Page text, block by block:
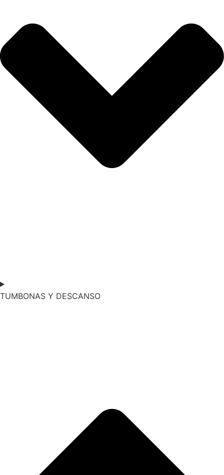
TUMBONAS Y DESCANSO